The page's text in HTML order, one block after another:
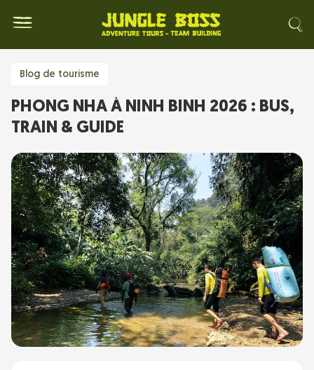
Blog de tourisme
PHONG NHA À NINH BINH 2026 : BUS,
TRAIN & GUIDE